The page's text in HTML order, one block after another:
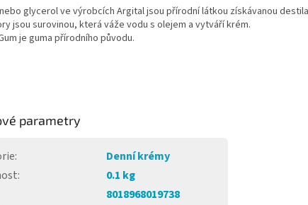
glycerol ve výrobcích Argital jsou přírodní látkou získávanou
jsou surovinou, která váže vodu s olejem a vytváří krém.
je guma přírodního původu.
parametry
:
Denní krémy
:
0.1 kg
8018968019738